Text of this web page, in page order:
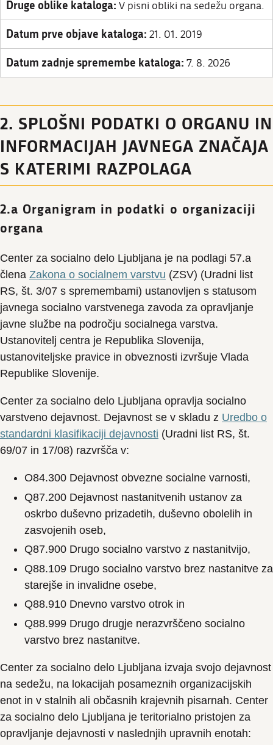
Druge oblike kataloga: V pisni obliki na sedežu organa.
Datum prve objave kataloga: 21. 01. 2019
Datum zadnje spremembe kataloga: 7. 8. 2026
2. SPLOŠNI PODATKI O ORGANU IN
INFORMACIJAH JAVNEGA ZNAČAJA
S KATERIMI RAZPOLAGA
2.a Organigram in podatki o organizaciji
organa
Center za socialno delo Ljubljana je na podlagi 57.a
člena Zakona o socialnem varstvu (ZSV) (Uradni list
RS, št. 3/07 s spremembami) ustanovljen s statusom
javnega socialno varstvenega zavoda za opravljanje
javne službe na področju socialnega varstva.
Ustanovitelj centra je Republika Slovenija,
ustanoviteljske pravice in obveznosti izvršuje Vlada
Republike Slovenije.
Center za socialno delo Ljubljana opravlja socialno
varstveno dejavnost. Dejavnost se v skladu z Uredbo o
standardni klasifikaciji dejavnosti (Uradni list RS, št.
69/07 in 17/08) razvršča v:
O84.300 Dejavnost obvezne socialne varnosti,
Q87.200 Dejavnost nastanitvenih ustanov za
oskrbo duševno prizadetih, duševno obolelih in
zasvojenih oseb,
Q87.900 Drugo socialno varstvo z nastanitvijo,
Q88.109 Drugo socialno varstvo brez nastanitve za
starejše in invalidne osebe,
Q88.910 Dnevno varstvo otrok in
Q88.999 Drugo drugje nerazvrščeno socialno
varstvo brez nastanitve.
Center za socialno delo Ljubljana izvaja svojo dejavnost
na sedežu, na lokacijah posameznih organizacijskih
enot in v stalnih ali občasnih krajevnih pisarnah. Center
za socialno delo Ljubljana je teritorialno pristojen za
opravljanje dejavnosti v naslednjih upravnih enotah: